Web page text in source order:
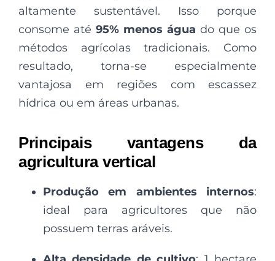
altamente sustentável. Isso porque
consome até 95% menos água do que os
métodos agrícolas tradicionais. Como
resultado, torna-se especialmente
vantajosa em regiões com escassez
hídrica ou em áreas urbanas.
Principais vantagens da
agricultura vertical
Produção em ambientes internos:
ideal para agricultores que não
possuem terras aráveis.